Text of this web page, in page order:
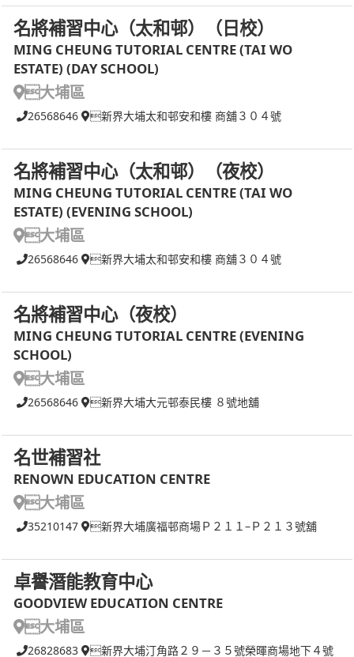
名將補習中心（太和邨）（日校）
MING CHEUNG TUTORIAL CENTRE (TAI WO
ESTATE) (DAY SCHOOL)
大埔區
26568646 新界大埔太和邨安和樓 商舖３０４號
名將補習中心（太和邨）（夜校）
MING CHEUNG TUTORIAL CENTRE (TAI WO
ESTATE) (EVENING SCHOOL)
大埔區
26568646 新界大埔太和邨安和樓 商舖３０４號
名將補習中心（夜校）
MING CHEUNG TUTORIAL CENTRE (EVENING
SCHOOL)
大埔區
26568646 新界大埔大元邨泰民樓 ８號地舖
名世補習社
RENOWN EDUCATION CENTRE
大埔區
35210147 新界大埔廣福邨商場Ｐ２１１–Ｐ２１３號舖
卓譽潛能教育中心
GOODVIEW EDUCATION CENTRE
大埔區
26828683 新界大埔汀角路２９－３５號榮暉商場地下４號